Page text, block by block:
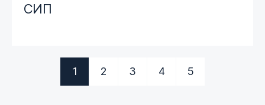
СИП
1 2 3 4 5